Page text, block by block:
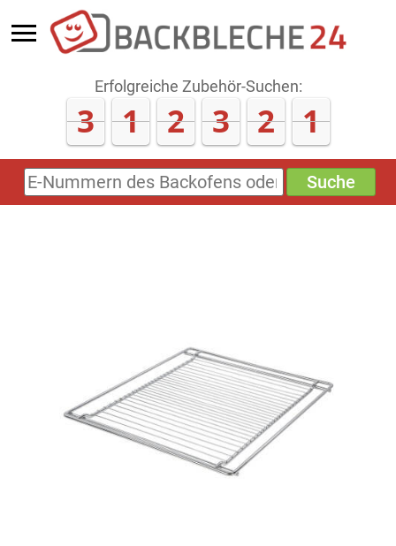
Erfolgreiche Zubehör-Suchen:
3 1 2 3 2 1
E-
Nummern
Suche